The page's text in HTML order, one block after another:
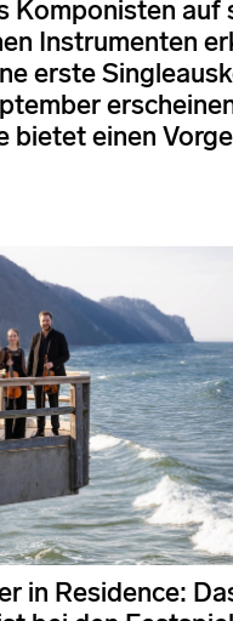
Komponisten auf
Instrumenten
erste
bietet einen
in Residence: